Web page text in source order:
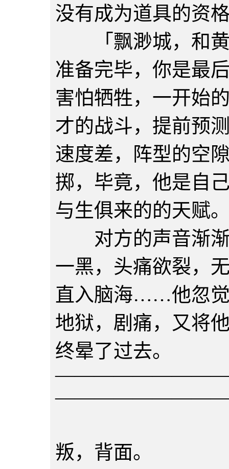
没有成为道具的资
「飘渺城，和黄
准备完毕，你是最
害怕牺牲，一开始
才的战斗，提前预
速度差，阵型的空
掷，毕竟，他是自
与生俱来的的天赋
对方的声音渐渐
一黑，头痛欲裂，
直入脑海……他忽觉
地狱，剧痛，又将
终晕了过去。
叛，背面。